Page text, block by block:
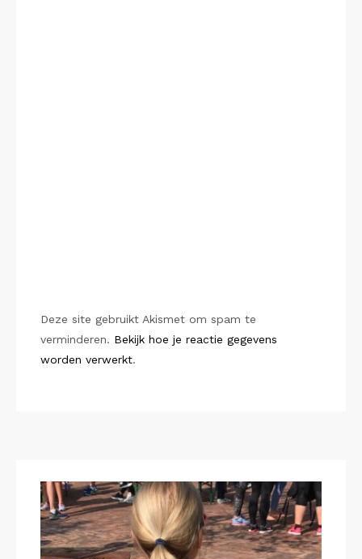
Deze site gebruikt Akismet om spam te
verminderen. Bekijk hoe je reactie gegevens
worden verwerkt.